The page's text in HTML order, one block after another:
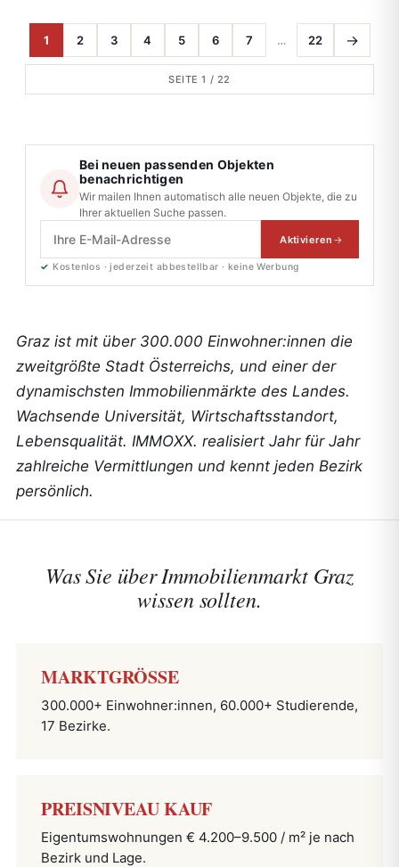
1 2 3 4 5 6 7 … 22 →
SEITE 1 / 22
Bei neuen passenden Objekten
benachrichtigen
Wir mailen Ihnen automatisch alle neuen Objekte, die zu
Ihrer aktuellen Suche passen.
Aktivieren
✓ Kostenlos · jederzeit abbestellbar · keine Werbung
Graz ist mit über 300.000 Einwohner:innen die
zweitgrößte Stadt Österreichs, und einer der
dynamischsten Immobilienmärkte des Landes.
Wachsende Universität, Wirtschaftsstandort,
Lebensqualität. IMMOXX. realisiert Jahr für Jahr
zahlreiche Vermittlungen und kennt jeden Bezirk
persönlich.
Was Sie überImmobilienmarkt Graz
wissen sollten.
MARKTGRÖSSE
300.000+ Einwohner:innen, 60.000+ Studierende,
17 Bezirke.
PREISNIVEAU KAUF
Eigentumswohnungen € 4.200–9.500 / m² je nach
Bezirk und Lage.